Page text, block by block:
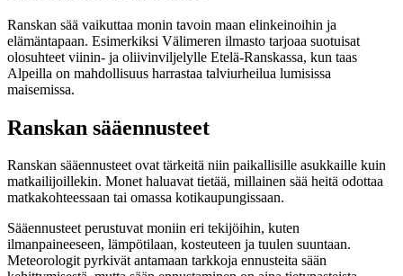
Ranskan sää vaikuttaa monin tavoin maan elinkeinoihin ja
elämäntapaan. Esimerkiksi Välimeren ilmasto tarjoaa suotuisat
olosuhteet viinin- ja oliivinviljelylle Etelä-Ranskassa, kun taas
Alpeilla on mahdollisuus harrastaa talviurheilua lumisissa
maisemissa.
Ranskan sääennusteet
Ranskan sääennusteet ovat tärkeitä niin paikallisille asukkaille kuin
matkailijoillekin. Monet haluavat tietää, millainen sää heitä odottaa
matkakohteessaan tai omassa kotikaupungissaan.
Sääennusteet perustuvat moniin eri tekijöihin, kuten
ilmanpaineeseen, lämpötilaan, kosteuteen ja tuulen suuntaan.
Meteorologit pyrkivät antamaan tarkkoja ennusteita sään